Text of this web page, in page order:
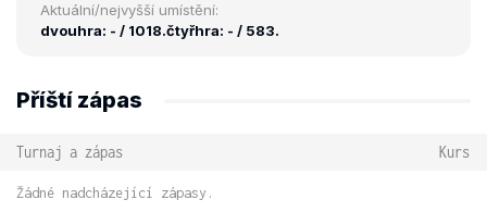
Aktuální/nejvyšší umístění:
dvouhra: - / 1018.čtyřhra: - / 583.
Příští zápas
Turnaj a zápas Kurs
Žádné nadcházející zápasy.